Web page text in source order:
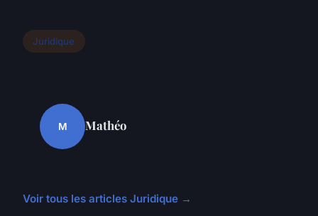
Juridique
M Mathéo
Voir tous les articles Juridique →